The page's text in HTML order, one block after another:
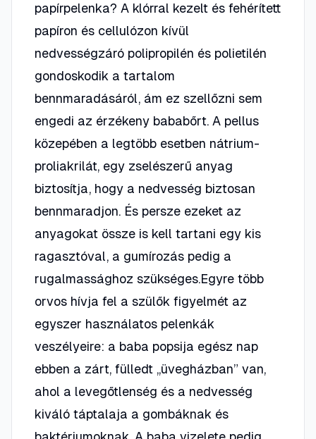
papírpelenka? A klórral kezelt és fehérített
papíron és cellulózon kívül
nedvességzáró polipropilén és polietilén
gondoskodik a tartalom
bennmaradásáról, ám ez szellőzni sem
engedi az érzékeny bababőrt. A pellus
közepében a legtöbb esetben nátrium-
proliakrilát, egy zselészerű anyag
biztosítja, hogy a nedvesség biztosan
bennmaradjon. És persze ezeket az
anyagokat össze is kell tartani egy kis
ragasztóval, a gumírozás pedig a
rugalmassághoz szükséges.Egyre több
orvos hívja fel a szülők figyelmét az
egyszer használatos pelenkák
veszélyeire: a baba popsija egész nap
ebben a zárt, fülledt „üvegházban” van,
ahol a levegőtlenség és a nedvesség
kiváló táptalaja a gombáknak és